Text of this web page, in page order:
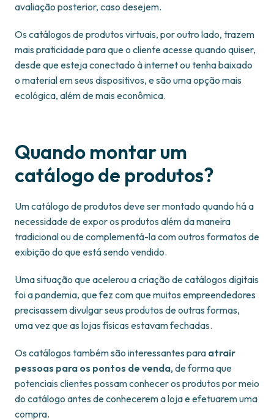
avaliação posterior, caso desejem.
Os catálogos de produtos virtuais, por outro lado, trazem
mais praticidade para que o cliente acesse quando quiser,
desde que esteja conectado à internet ou tenha baixado
o material em seus dispositivos, e são uma opção mais
ecológica, além de mais econômica.
Quando montar um
catálogo de produtos?
Um catálogo de produtos deve ser montado quando há a
necessidade de expor os produtos além da maneira
tradicional ou de complementá-la com outros formatos de
exibição do que está sendo vendido.
Uma situação que acelerou a criação de catálogos digitais
foi a pandemia, que fez com que muitos empreendedores
precisassem divulgar seus produtos de outras formas,
uma vez que as lojas físicas estavam fechadas.
Os catálogos também são interessantes para atrair
pessoas para os pontos de venda, de forma que
potenciais clientes possam conhecer os produtos por meio
do catálogo antes de conhecerem a loja e efetuarem uma
compra.